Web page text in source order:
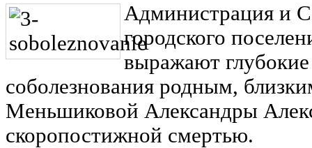
Администрация и
городского
выражают
соболезнования родным,
Меньшиковой Александры
скоропостижной смертью.